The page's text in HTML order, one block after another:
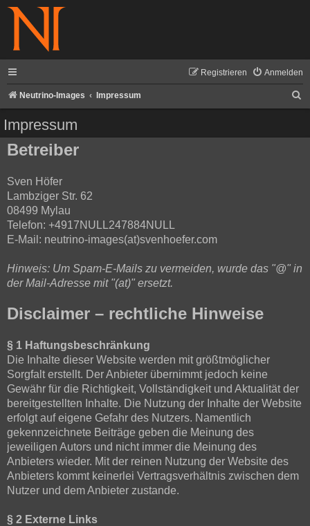
Anmelden
Registrieren
Neutrino-Images Impressum
Impressum
Betreiber
Sven Höfer
Lambziger Str. 62
08499 Mylau
Telefon: +4917NULL247884NULL
E-Mail: neutrino-images(at)svenhoefer.com
Hinweis: Um Spam-E-Mails zu vermeiden, wurde das "@" in
der Mail-Adresse mit "(at)" ersetzt.
Disclaimer – rechtliche Hinweise
§ 1 Haftungsbeschränkung
Die Inhalte dieser Website werden mit größtmöglicher
Sorgfalt erstellt. Der Anbieter übernimmt jedoch keine
Gewähr für die Richtigkeit, Vollständigkeit und Aktualität der
bereitgestellten Inhalte. Die Nutzung der Inhalte der Website
erfolgt auf eigene Gefahr des Nutzers. Namentlich
gekennzeichnete Beiträge geben die Meinung des
jeweiligen Autors und nicht immer die Meinung des
Anbieters wieder. Mit der reinen Nutzung der Website des
Anbieters kommt keinerlei Vertragsverhältnis zwischen dem
Nutzer und dem Anbieter zustande.
§ 2 Externe Links